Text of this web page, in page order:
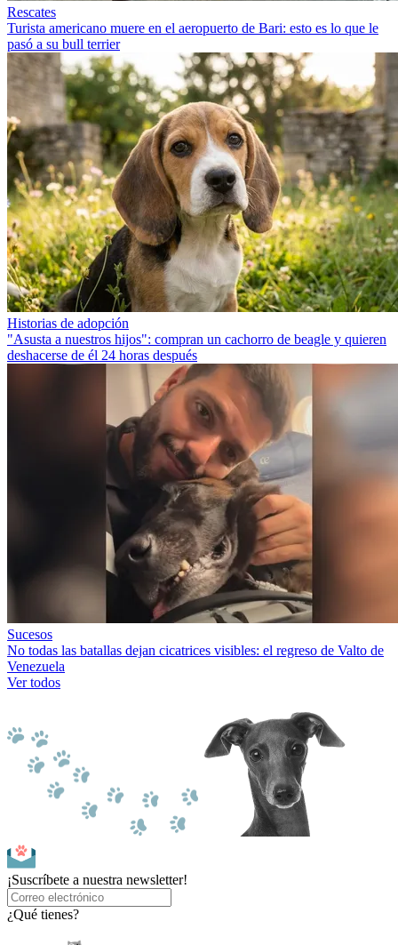
Rescates
Turista americano muere en el aeropuerto de Bari: esto es lo que le
pasó a su bull terrier
Historias de adopción
"Asusta a nuestros hijos": compran un cachorro de beagle y quieren
deshacerse de él 24 horas después
Sucesos
No todas las batallas dejan cicatrices visibles: el regreso de Valto de
Venezuela
Ver todos
¡Suscríbete a nuestra newsletter!
¿Qué tienes?